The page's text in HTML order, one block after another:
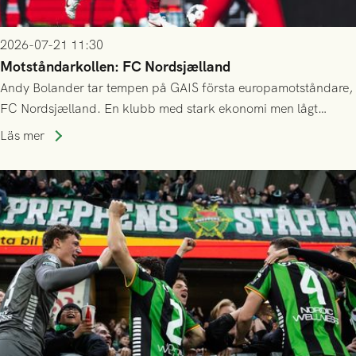
2026-07-21 11:30
Motståndarkollen: FC Nordsjælland
Andy Bolander tar tempen på GAIS första europamotståndare,
FC Nordsjælland. En klubb med stark ekonomi men lågt
publiksnitt, ett lag med både kollektiv styrka och individuell
Läs mer